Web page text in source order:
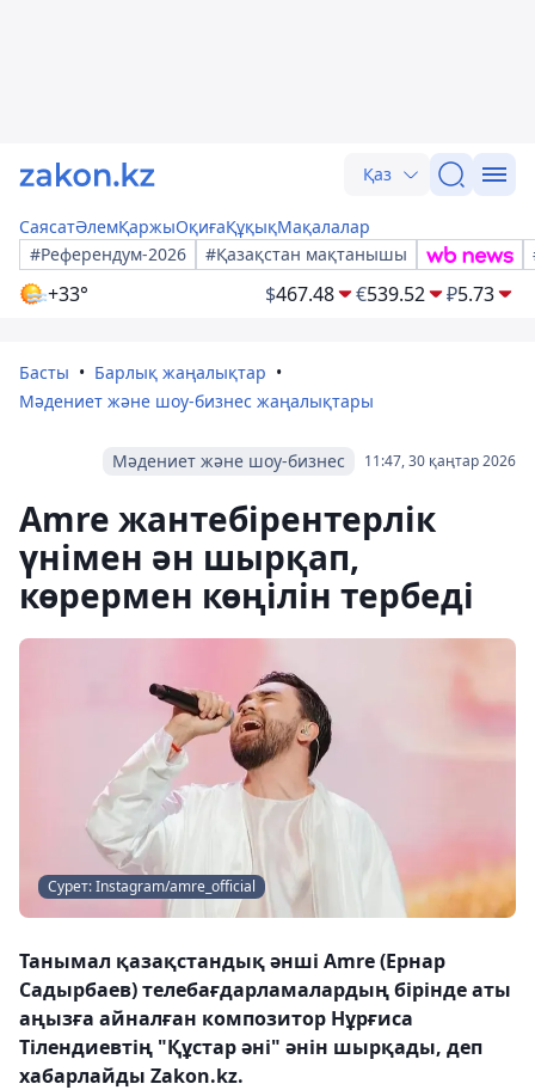
Қаз
СаясатӘлемҚаржыОқиғаҚұқықМақалалар
#Референдум-2026
#Қазақстан мақтанышы
+33° $467.48 €539.52 ₽5.73
Басты
Барлық жаңалықтар
Мәдениет және шоу-бизнес жаңалықтары
11:47, 30 қаңтар 2026
Мәдениет және шоу-бизнес
Amre жантебірентерлік
үнімен ән шырқап,
көрермен көңілін тербеді
Сурет: Instagram/amre_official
Танымал қазақстандық әнші Amre (Ернар
Садырбаев) телебағдарламалардың бірінде аты
аңызға айналған композитор Нұрғиса
Тілендиевтің "Құстар әні" әнін шырқады, деп
хабарлайды Zakon.kz.